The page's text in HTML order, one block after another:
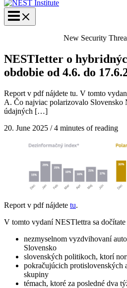
New Security
NESTIetter o
obdobie od 4.6. do
Report v pdf nájdete tu. V tomto
A. Čo najviac polarizovalo Slovensko
údajných […]
20. June 2025 /4 minutes of reading
Report v pdf nájdete tu.
V tomto vydaní NESTlettra sa dočítate
nezmyselnom vyzdvihovaní
Slovensko
slovenských politikoch, ktorí
pokračujúcich protislovenských
skupiny
témach, ktoré za posledné dva